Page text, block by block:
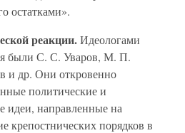
остатками».
реакции.Идеологами
были С. С. Уваров, М. П.
др. Они откровенно
политические и
идеи, направленные на
крепостнических порядков в